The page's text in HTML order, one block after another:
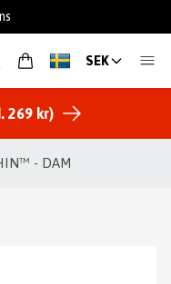
SEK
269 kr)
- DAM